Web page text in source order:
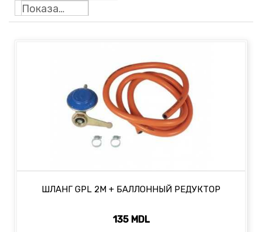
Показать: 24
ШЛАНГ GPL 2М + БАЛЛОННЫЙ РЕДУКТОР
135 MDL